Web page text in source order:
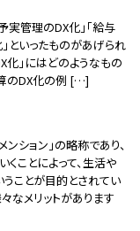
実管理のDX化」「給与
といったものがあげられ
化」にはどのようなもの
のDX化の例 […]
ンション」の略称であり、
ことによって、生活や
ことが目的とされてい
なメリットがあります